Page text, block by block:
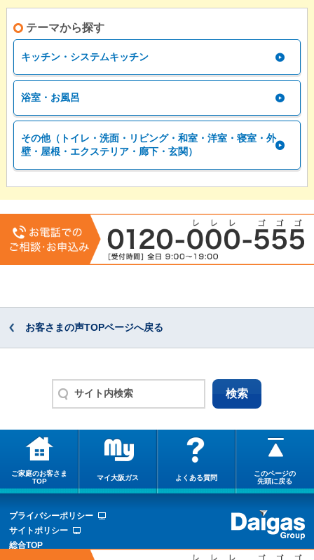
テーマから探す
キッチン・システムキッチン
浴室・お風呂
その他（トイレ・洗面・リビング・和室・洋室・寝室・外
壁・屋根・エクステリア・廊下・玄関）
お客さまの声TOPページへ戻る
ご家庭のお客さま
TOP
マイ大阪ガス よくある質問
このページの
先頭に戻る
プライバシーポリシー
サイトポリシー
総合TOP